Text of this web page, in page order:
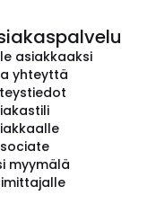
asiakkaaksi
yhteyttä
myymälä